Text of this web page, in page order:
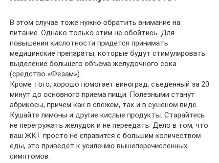
В этом случае тоже нужно обратить внимание на
питание. Однако только этим не обойтись. Для
повышения кислотности придется принимать
медицинские препараты, которые будут стимулировать
выделение большего объема желудочного сока
(средство «Фезам»).
Кроме того, хорошо помогает виноград, съеденный за 20
минут до основного приема пищи. Полезными станут
абрикосы, причем как в свежем, так и в сушеном виде.
Кушайте лимоны и другие кислые продукты. Старайтесь
не перегружать желудок и не переедать. Дело в том, что
ваш ЖКТ просто не справится с большим количеством
еды, это приведет к усилению вышеперечисленных
симптомов.